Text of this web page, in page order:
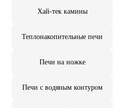
Хай-тек камины
Теплонакопительные печи
Печи на ножке
Печи с водяным контуром